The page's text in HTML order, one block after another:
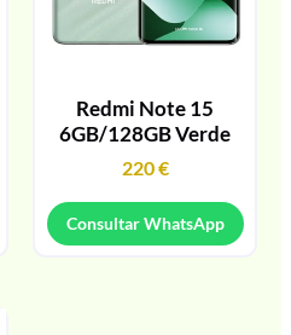
Redmi Note 15
6GB/128GB Verde
220€
Consultar WhatsApp